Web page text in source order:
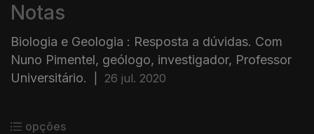
Notas
Biologia e Geologia : Resposta a dúvidas. Com
Nuno Pimentel, geólogo, investigador, Professor
Universitário.
26 jul. 2020
opções